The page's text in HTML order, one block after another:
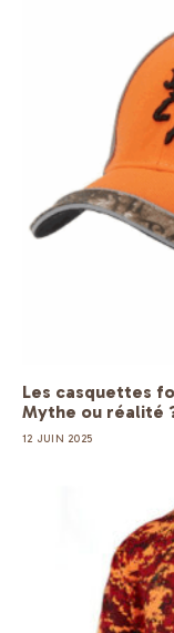
Les casquettes
Mythe ou réalité
12 JUIN 2025